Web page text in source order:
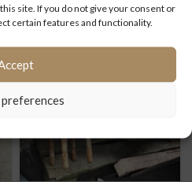
site. If you do not give your consent or
certain features and functionality.
preferences